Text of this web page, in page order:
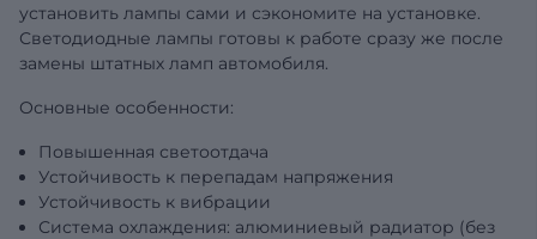
установить лампы сами и сэкономите на установке.
Светодиодные лампы готовы к работе сразу же после
замены штатных ламп автомобиля.
Основные особенности:
Повышенная светоотдача
Устойчивость к перепадам напряжения
Устойчивость к вибрации
Система охлаждения: алюминиевый радиатор (без